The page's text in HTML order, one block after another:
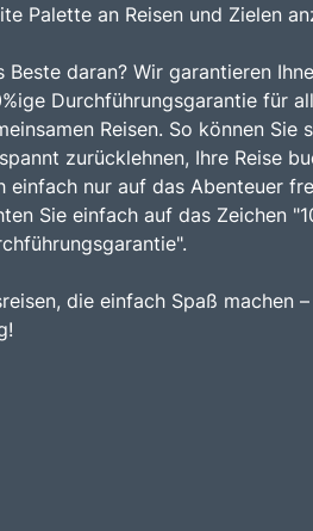
Palette an Reisen und Zielen
Beste daran? Wir garantieren
Durchführungsgarantie für
Reisen. So können Sie
zurücklehnen, Ihre Reise
einfach nur auf das Abenteuer
Sie einfach auf das Zeichen
die einfach Spaß machen